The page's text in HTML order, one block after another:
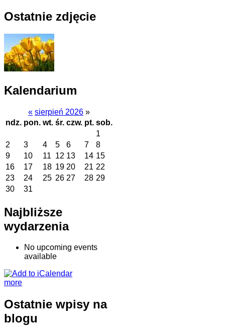
Ostatnie zdjęcie
Kalendarium
« sierpień 2026 »
ndz. pon. wt. śr. czw. pt. sob.
1
2
3 4 5 6 7
8
9
10 11 12 13 14 15
16
17 18 19 20 21 22
23
24 25 26 27 28 29
30
31
Najbliższe
wydarzenia
No upcoming events
available
more
Ostatnie wpisy na
blogu